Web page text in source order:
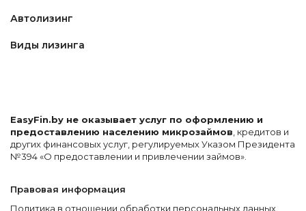
Автолизинг
Виды лизинга
EasyFin.by не оказывает услуг по оформлению и
предоставлению населению микрозаймов , кредитов и
других финансовых услуг, регулируемых Указом Президента
№394 «О предоставлении и привлечении займов».
Правовая информация
Политика в отношении обработки персональных данных